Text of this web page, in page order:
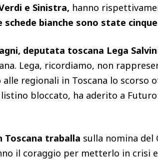
e Sinistra, hanno
bianche sono state
deputata toscana Lega Salvin
Lega, ricordiamo, non
alle regionali in Toscana lo scorso
bloccato, ha aderito a
Toscana traballa sulla nomina del
il coraggio per metterlo in crisi